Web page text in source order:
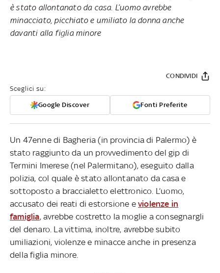
è stato allontanato da casa. L’uomo avrebbe
minacciato, picchiato e umiliato la donna anche
davanti alla figlia minore
Sceglici su:
Google Discover Fonti Preferite
CONDIVIDI
Un 47enne di Bagheria (in provincia di Palermo) è
stato raggiunto da un provvedimento del gip di
Termini Imerese (nel Palermitano), eseguito dalla
polizia, col quale è stato allontanato da casa e
sottoposto a braccialetto elettronico. L’uomo,
accusato dei reati di estorsione e violenze in
famiglia, avrebbe costretto la moglie a consegnargli
del denaro. La vittima, inoltre, avrebbe subito
umiliazioni, violenze e minacce anche in presenza
della figlia minore.